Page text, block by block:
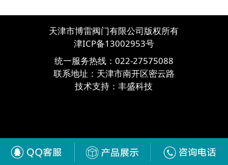
天津市博雷阀门有限公司版权所有
津ICP备13002953号
统一服务热线： 022-27575088
联系地址：天津市南开区密云路
技术支持：丰盛科技
津ICP备13002953号-3